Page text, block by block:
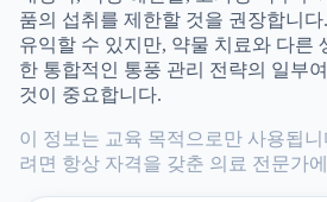
품의 섭취를 제한할 것을 권장합니
유익할 수 있지만, 약물 치료와 다른
한 통합적인 통풍 관리 전략의 일부
것이 중요합니다.
이 정보는 교육 목적으로만 사용됩
려면 항상 자격을 갖춘 의료 전문가